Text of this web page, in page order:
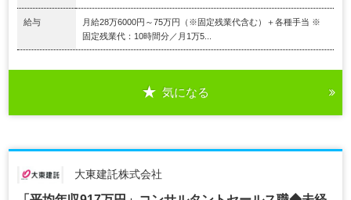
給与
月給28万6000円～75万円（※固定残業代含む）＋各種手当 ※
固定残業代：10時間分／月1万5...
気になる
大東建託株式会社